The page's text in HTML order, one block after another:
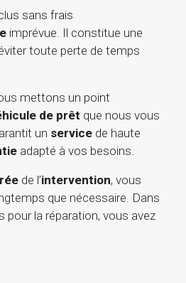
sans frais
imprévue. Il constitue une
toute perte de temps
mettons un point
de prêt que nous vous
un service de haute
adapté à vos besoins.
de l’intervention, vous
que nécessaire. Dans
pour la réparation, vous avez